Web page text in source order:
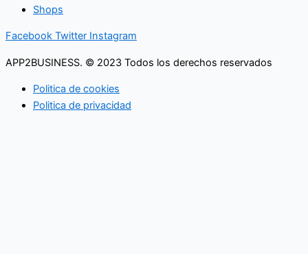
Shops
Facebook Twitter Instagram
APP2BUSINESS. © 2023 Todos los derechos reservados
Politica de cookies
Politica de privacidad